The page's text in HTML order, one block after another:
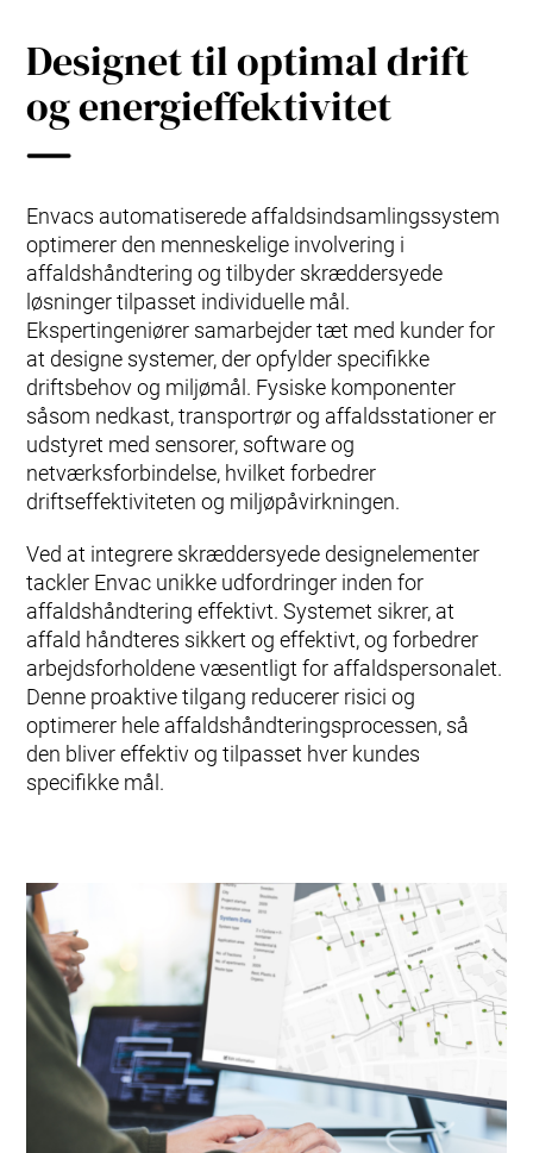
Designet til optimal drift
og energieffektivitet
Envacs automatiserede affaldsindsamlingssystem
optimerer den menneskelige involvering i
affaldshåndtering og tilbyder skræddersyede
løsninger tilpasset individuelle mål.
Ekspertingeniører samarbejder tæt med kunder for
at designe systemer, der opfylder specifikke
driftsbehov og miljømål. Fysiske komponenter
såsom nedkast, transportrør og affaldsstationer er
udstyret med sensorer, software og
netværksforbindelse, hvilket forbedrer
driftseffektiviteten og miljøpåvirkningen.
Ved at integrere skræddersyede designelementer
tackler Envac unikke udfordringer inden for
affaldshåndtering effektivt. Systemet sikrer, at
affald håndteres sikkert og effektivt, og forbedrer
arbejdsforholdene væsentligt for affaldspersonalet.
Denne proaktive tilgang reducerer risici og
optimerer hele affaldshåndteringsprocessen, så
den bliver effektiv og tilpasset hver kundes
specifikke mål.